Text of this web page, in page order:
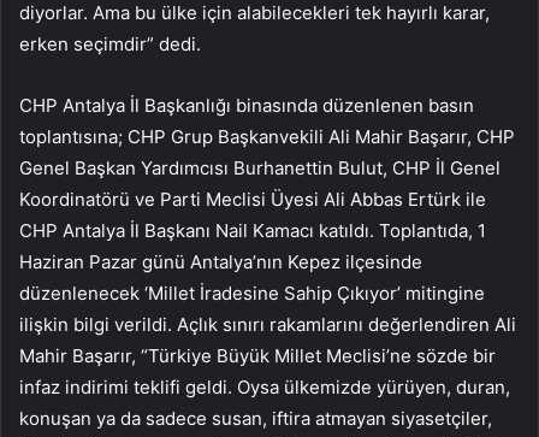
diyorlar. Ama bu ülke için alabilecekleri tek hayırlı karar,
erken seçimdir” dedi.
CHP Antalya İl Başkanlığı binasında düzenlenen basın
toplantısına; CHP Grup Başkanvekili Ali Mahir Başarır, CHP
Genel Başkan Yardımcısı Burhanettin Bulut, CHP İl Genel
Koordinatörü ve Parti Meclisi Üyesi Ali Abbas Ertürk ile
CHP Antalya İl Başkanı Nail Kamacı katıldı. Toplantıda, 1
Haziran Pazar günü Antalya’nın Kepez ilçesinde
düzenlenecek ‘Millet İradesine Sahip Çıkıyor’ mitingine
ilişkin bilgi verildi. Açlık sınırı rakamlarını değerlendiren Ali
Mahir Başarır, “Türkiye Büyük Millet Meclisi’ne sözde bir
infaz indirimi teklifi geldi. Oysa ülkemizde yürüyen, duran,
konuşan ya da sadece susan, iftira atmayan siyasetçiler,